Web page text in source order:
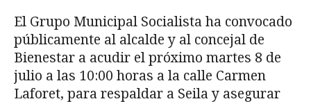
El Grupo Municipal Socialista ha convocado
públicamente al alcalde y al concejal de
Bienestar a acudir el próximo martes 8 de
julio a las 10:00 horas a la calle Carmen
Laforet, para respaldar a Seila y asegurar